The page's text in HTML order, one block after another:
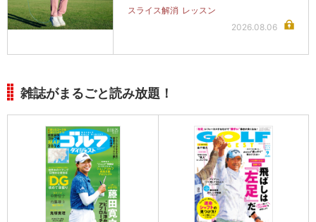
スライス解消 レッスン
2026.08.06
雑誌がまるごと読み放題！